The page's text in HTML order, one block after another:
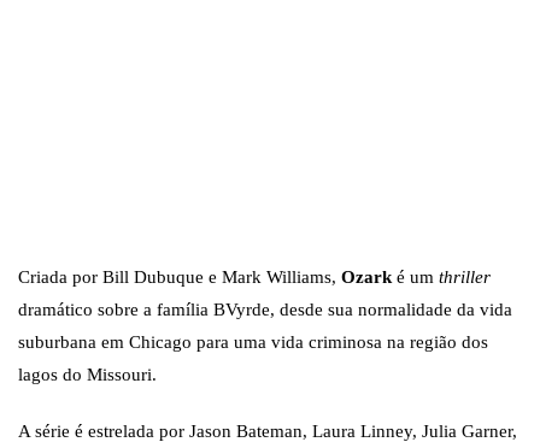
Criada por Bill Dubuque e Mark Williams, Ozark é um thriller
dramático sobre a família BVyrde, desde sua normalidade da vida
suburbana em Chicago para uma vida criminosa na região dos
lagos do Missouri.
A série é estrelada por Jason Bateman, Laura Linney, Julia Garner,